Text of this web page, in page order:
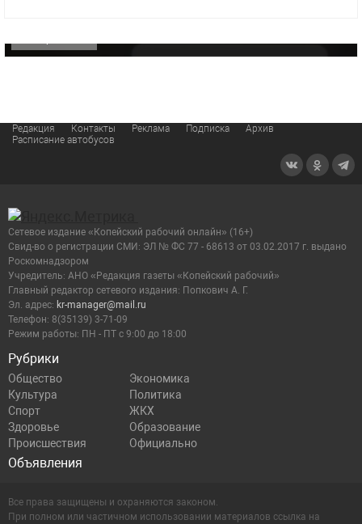
Редакция Контакты Реклама Подписка
Архив
Расписание автобусов
Рубрики
Общество
Экономика
Культура
Политика
Спорт
ЖКХ
Здоровье
Образование
Происшествия
Официально
Объявления
Сетевое издание «Копейский рабочий онлайн» (16+)
Cвид-во о регистрации СМИ: ЭЛ № ФС 77 - 68613 от 03.02.2017 г. выдано
Роскомнадзором
Учредитель: АНО «Редакция газеты «Копейский рабочий»
Главный редактор сетевого издания: Попкович А. Г.
Эл. адрес: kr-manager@mail.ru
Телефон: 8(35139) 3-71-09
Режим работы: ПН - ПТ с 9:00 до 18:00
Все права защищены и охраняются законом.
При полном или частичном использовании материалов ссылка на